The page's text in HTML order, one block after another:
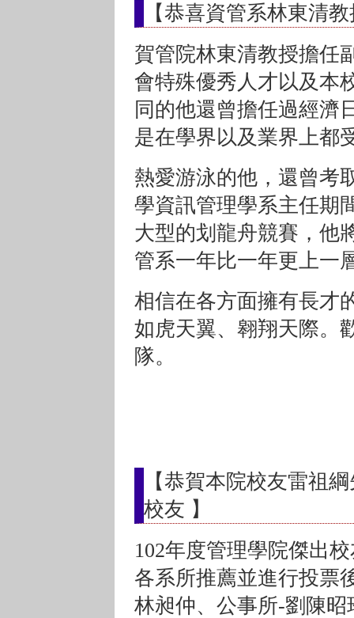
【恭喜資管系林東清
賀管院林東清教授擔任
會特殊優秀人才以及本
同的他還曾擔任過經濟
是在學界以及業界上都
熱愛游泳的他，還曾考
學資訊管理學系主任期
大型的划龍舟競賽，他
管系一年比一年更上一
相信在各方面擁有長才
如虎天翼、翱翔天際。
隊。
【恭賀本院校友雷祖
校友 】
102年度管理學院傑出
各系所推薦並進行投票
林昶仲、公事所-劉陳